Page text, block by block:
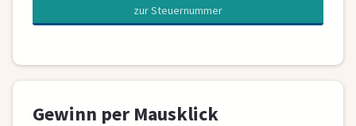
zur Steuernummer
Gewinn per Mausklick